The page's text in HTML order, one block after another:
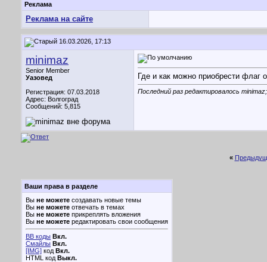
Реклама
Реклама на сайте
16.03.2026, 17:13
minimaz
Senior Member
Уазовед
Регистрация: 07.03.2018
Адрес: Волгоград
Сообщений: 5,815
Где и как можно приобрести флаг
Последний раз редактировалось
«
Ваши права в разделе
Вы не можете создавать новые темы
Вы не можете отвечать в темах
Вы не можете прикреплять вложения
Вы не можете редактировать свои сообщения
BB коды Вкл.
Смайлы Вкл.
[IMG] код Вкл.
HTML код Выкл.